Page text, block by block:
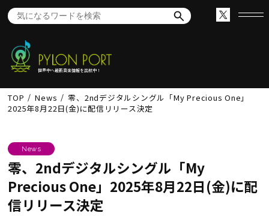
世界中へ最新音楽情報を出航中！
TOP News
零、2ndデジタルシングル「My Precious One」
2025年8月22日(金)に配信リリース決定
News
零、2ndデジタルシングル「My
Precious One」2025年8月22日(金)に配
信リリース決定